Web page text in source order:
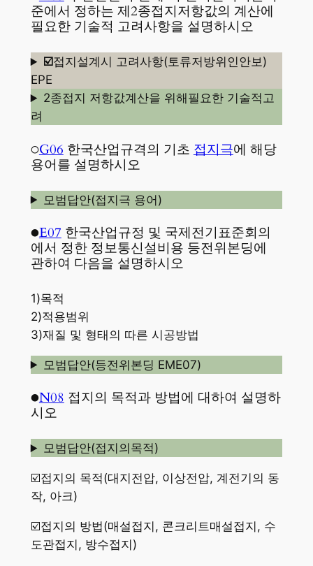
준에서 정하는 제2종접지저항값의 계산에
필요한 기술적 고려사항을 설명하시오
☑️접지설계시 고려사항(토류저방위인안보)
EPE
2종접지 저항값계산을 위해필요한 기술적고
려
○G06 한국산업규격의 기초 접지극에 해당
용어를 설명하시오
모범답안(접지극 용어)
●E07한국산업규정 및 국제전기표준회의
에서 정한 정보통신설비용 등전위본딩에
관하여 다음을 설명하시오
1)목적
2)적용범위
3)재질 및 형태의 따른 시공방법
모범답안(등전위본딩 EME07)
●N08접지의 목적과 방법에 대하여 설명하
시오
모범답안(접지의목적)
☑️접지의 목적(대지전압, 이상전압, 계전기의 동
작, 아크)
☑️접지의 방법(매설접지, 콘크리트매설접지, 수
도관접지, 방수접지)